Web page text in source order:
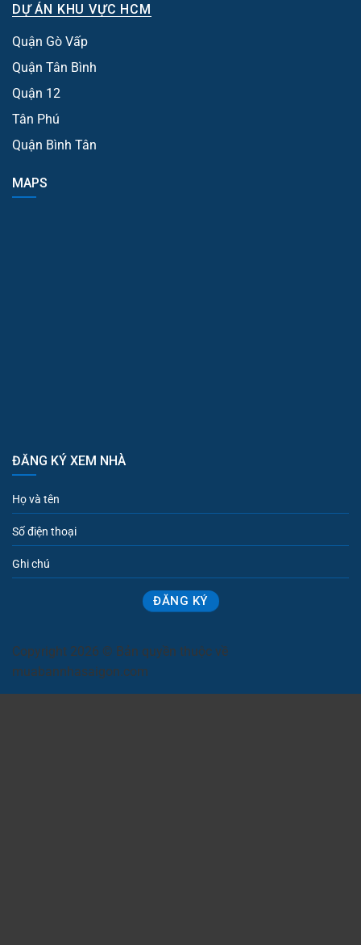
DỰ ÁN KHU VỰC HCM
Quận Gò Vấp
Quận Tân Bình
Quận 12
Tân Phú
Quận Bình Tân
MAPS
ĐĂNG KÝ XEM NHÀ
Copyright 2026 © Bản quyền thuộc về
muabannhasaigon.com